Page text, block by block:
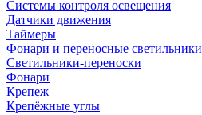
Системы контроля освещения
Датчики движения
Таймеры
Фонари и переносные светильники
Светильники-переноски
Фонари
Крепеж
Крепёжные углы